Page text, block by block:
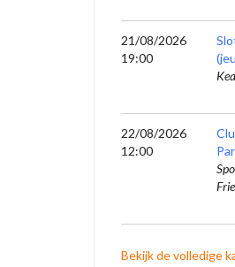
21/08/2026
19:00
22/08/2026
12:00
Bekijk de volledige